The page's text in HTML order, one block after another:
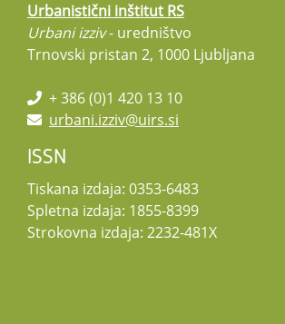
Urbanistični inštitut RS
Urbani izziv- uredništvo
Trnovski pristan 2, 1000 Ljubljana
+ 386 (0)1 420 13 10
urbani.izziv@uirs.si
ISSN
Tiskana izdaja: 0353-6483
Spletna izdaja: 1855-8399
Strokovna izdaja: 2232-481X